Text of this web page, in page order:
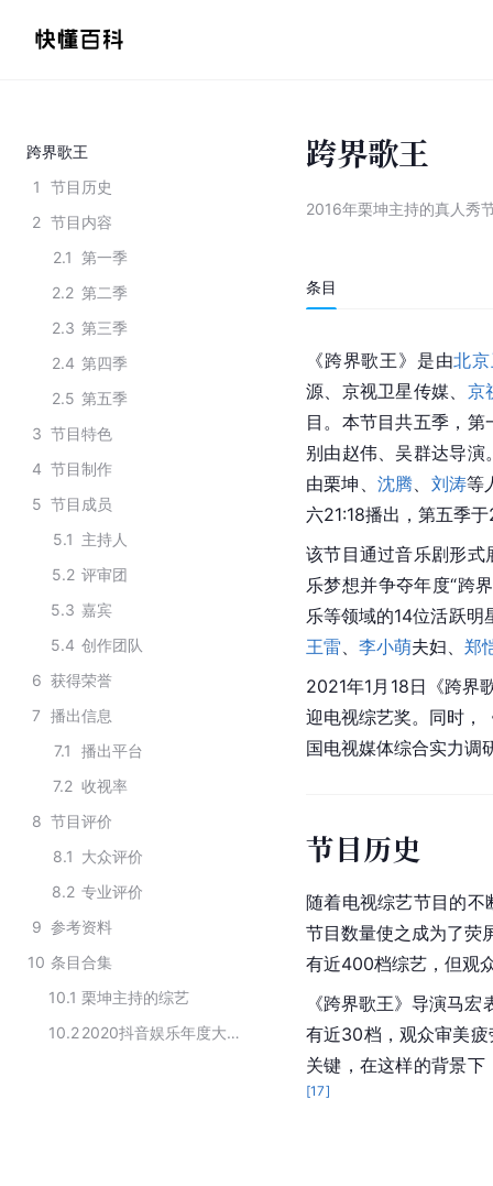
跨界歌王
1
节目历史
2 节目内容
2.1 第一季
2.2 第二季
2.3 第三季
2.4 第四季
2.5 第五季
3 节目特色
4 节目制作
5 节目成员
5.1 主持人
5.2 评审团
5.3 嘉宾
5.4 创作团队
6 获得荣誉
7 播出信息
7.1
播出平台
7.2 收视率
8 节目评价
8.1 大众评价
8.2 专业评价
9 参考资料
10 条目合集
10.1 栗坤主持的综艺
10.2
2020抖音娱乐年度大赏获奖名单
跨界歌王
2016年栗坤主持的真人秀
条目
《跨界歌王》是由北
源、京视卫星传媒、 京
目。本节目共五季，
别由赵伟、吴群达导
由栗坤、 沈腾 刘涛等
六21:18播出，第五季
该节目通过音乐剧形式
乐梦想并争夺年度“跨
乐等领域的14位活跃明
王雷
李小萌夫妇、 郑
2021年1月18日《跨界
迎电视综艺奖。同时，
国电视媒体综合实力调
节目历史
随着电视综艺节目的不
节目数量使之成为了荧
有近400档综艺，但观
《跨界歌王》导演马
有近30档，观众审美
关键，在这样的背景下
[17]